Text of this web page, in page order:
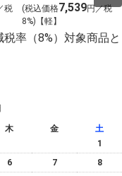
税
(税込価格7,539円／税
8%)【軽】
率（8%）対象商品と
木 金
土
1
6 7
8